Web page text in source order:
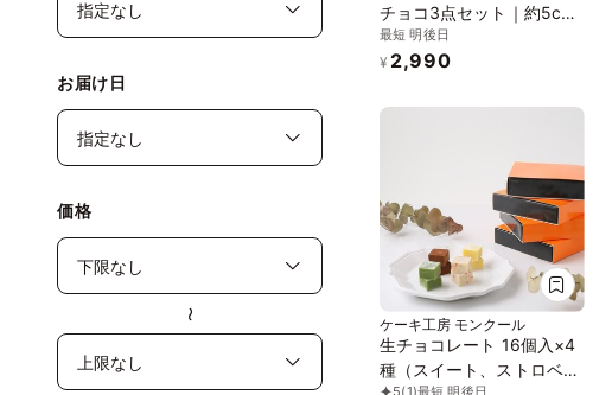
お届け日
価格
〜
チョコ3点セット｜約5cm
｜お好きなお写真｜カラー
｜メッセージでお作りしま
最短 明後日
¥ 2,990
ケーキ工房 モンクール
生チョコレート 16個入×4
種（スイート、ストロベリ
5(1)最短 明後日